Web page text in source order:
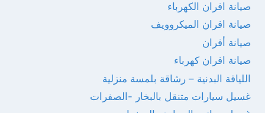
صيانة افران الكهرباء
صيانة افران الميكروويف
صيانة أفران
صيانة افران كهرباء
اللياقة البدنية – رشاقة بلمسة منزلية
غسيل سيارات متنقل بالبخار -الصفرات